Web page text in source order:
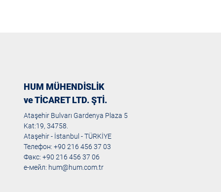
HUM MÜHENDİSLİK
ve TİCARET LTD. ŞTİ.
Ataşehir Bulvarı Gardenya Plaza 5
Kat:19, 34758.
Ataşehir - İstanbul - TÜRKİYE
Телефон: +90 216 456 37 03
Факс: +90 216 456 37 06
е-мейл: hum@hum.com.tr